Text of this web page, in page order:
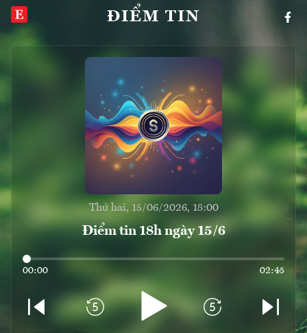
ĐIỂM TIN
Thứ hai, 15/06/2026, 18:00
Điểm tin 18h ngày 15/6
00:00 02:45